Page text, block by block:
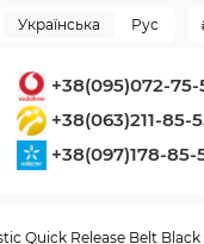
Українська Рус
+38(095)072-75-
+38(063)211-85-
+38(097)178-85-
Quick Release Belt Black